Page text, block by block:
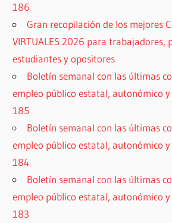
186
Gran recopilación de los mejores
VIRTUALES 2026 para trabajadores,
estudiantes y opositores
Boletín semanal con las últimas
empleo público estatal, autonómico
185
Boletín semanal con las últimas
empleo público estatal, autonómico
184
Boletín semanal con las últimas
empleo público estatal, autonómico
183